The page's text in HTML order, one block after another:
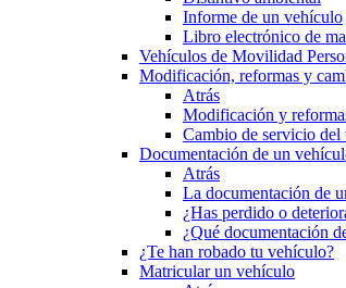
Informe de un vehículo
Libro electrónico de
Vehículos de Movilidad
Modificación, reformas y
Atrás
Modificación y
Cambio de servicio
Documentación de un
Atrás
La documentación de
¿Has perdido o
¿Qué documentación
¿Te han robado tu vehículo?
Matricular un vehículo